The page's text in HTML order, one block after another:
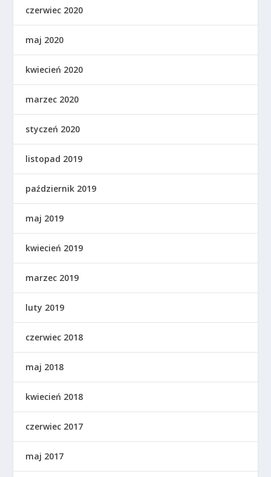
czerwiec 2020
maj 2020
kwiecień 2020
marzec 2020
styczeń 2020
listopad 2019
październik 2019
maj 2019
kwiecień 2019
marzec 2019
luty 2019
czerwiec 2018
maj 2018
kwiecień 2018
czerwiec 2017
maj 2017